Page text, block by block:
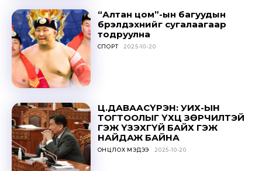
“Алтан цом”-ын багуудын
бүрэлдэхүүнийг сугалаагаар
тодруулна
СПОРТ 2025-10-20
Ц.ДАВААСҮРЭН: УИХ-ЫН
ТОГТООЛЫГ ҮХЦ ЗӨРЧИЛТЭЙ
ГЭЖ ҮЗЭХГҮЙ БАЙХ ГЭЖ
НАЙДАЖ БАЙНА
ОНЦЛОХ МЭДЭЭ 2025-10-20